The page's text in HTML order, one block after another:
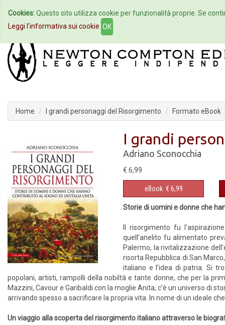
Home Autori Eventi
Home I grandi personaggi del Risorgimento Formato eBook
I grandi
Adriano Sconocchia
€ 6,99
eBook € 6,99
Storie di uomini e donne che
Il risorgimento fu
quell’anelito fu alimentato
Palermo, la rivitalizzazione
risorta Repubblica di San
italiano e l’idea di patria. Si
popolani, artisti, rampolli della nobiltà e tante donne, che per la
Mazzini, Cavour e Garibaldi con la moglie Anita, c’è un universo di
arrivando spesso a sacrificare la propria vita. In nome di un ideale
Un viaggio alla scoperta del risorgimento italiano attraverso le
Cookies:Questo sito utilizza cookie per funzionalità proprie. Se
Leggi l'informativa sui cookie OK